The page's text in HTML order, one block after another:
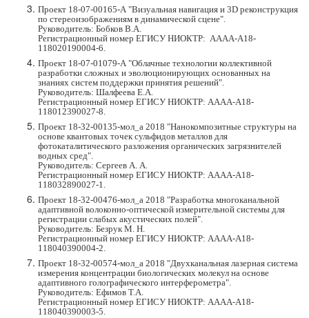
Проект 18-07-00165-А "Визуальная навигация и 3D реконструкция
по стереоизображениям в динамической сцене".
Руководитель: Бобков В.А.
Регистрационный номер ЕГИСУ НИОКТР: АААА-А18-
118020190004-6.
Проект 18-07-01079-А "Облачные технологии коллективной
разработки сложных и эволюционирующих основанных на
знаниях систем поддержки принятия решений".
Руководитель: Шалфеева Е.А.
Регистрационный номер ЕГИСУ НИОКТР: АААА-А18-
118012390027-8.
Проект 18-32-00135-мол_а 2018 "Нанокомпозитные структуры на
основе квантовых точек сульфидов металлов для
фотокаталитического разложения органических загрязнителей
водных сред".
Руководитель: Cергеев А. А.
Регистрационный номер ЕГИСУ НИОКТР: АААА-А18-
118032890027-1.
Проект 18-32-00476-мол_а 2018 "Разработка многоканальной
адаптивной волоконно-оптической измерительной системы для
регистрации слабых акустических полей".
Руководитель: Безрук М. Н.
Регистрационный номер ЕГИСУ НИОКТР: АААА-А18-
118040390004-2.
Проект 18-32-00574-мол_а 2018 "Двухканальная лазерная система
измерения концентрации биологических молекул на основе
адаптивного голографического интерферометра".
Руководитель: Ефимов Т.А.
Регистрационный номер ЕГИСУ НИОКТР: АААА-А18-
118040390003-5.